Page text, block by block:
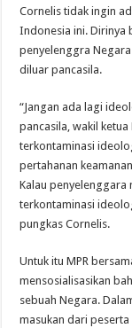
Cornelis tidak ingin
Indonesia ini. Dirinya
penyelenggra
diluar pancasila.
“Jangan ada lagi
pancasila, wakil
terkontaminasi
pertahanan
Kalau
terkontaminasi
pungkas Cornelis.
Untuk itu MPR
mensosialisasikan
sebuah Negara.
masukan dari